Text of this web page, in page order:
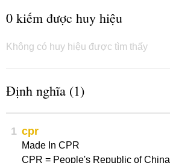
0 kiếm được huy hiệu
Không có huy hiệu được tìm thấy
Định nghĩa (1)
1 cpr
Made In CPR
CPR = People's Republic of China